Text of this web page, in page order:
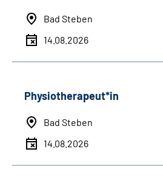
Bad Steben
14.08.2026
Physiotherapeut*in
Bad Steben
14.08.2026